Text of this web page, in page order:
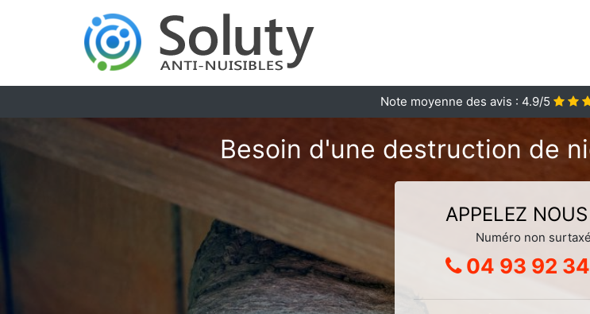
Note moyenne des avis : 4.9/5
Besoin d'une destruction de
APPELEZ
Numéro non surtaxé
04 93 92